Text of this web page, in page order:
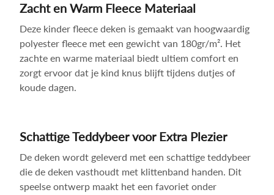
Zacht en Warm Fleece Materiaal
Deze kinder fleece deken is gemaakt van hoogwaardig
polyester fleece met een gewicht van 180gr/m². Het
zachte en warme materiaal biedt ultiem comfort en
zorgt ervoor dat je kind knus blijft tijdens dutjes of
koude dagen.
Schattige Teddybeer voor Extra Plezier
De deken wordt geleverd met een schattige teddybeer
die de deken vasthoudt met klittenband handen. Dit
speelse ontwerp maakt het een favoriet onder